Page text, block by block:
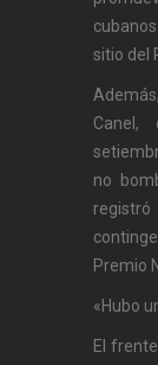
sitio del
no
Premio
«Hubo
El